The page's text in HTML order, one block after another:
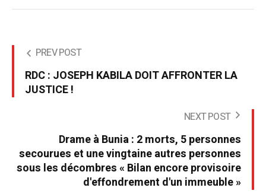
PREV POST
RDC : JOSEPH KABILA DOIT AFFRONTER LA
JUSTICE !
NEXT POST
Drame à Bunia : 2 morts, 5 personnes
secourues et une vingtaine autres personnes
sous les décombres « Bilan encore provisoire
d'effondrement d'un immeuble »